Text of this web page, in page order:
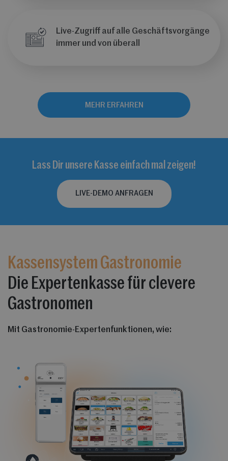
Live-Zugriff auf alle Geschäftsvorgänge
immer und von überall
MEHR ERFAHREN
Lass Dir unsere Kasse einfach mal zeigen!
LIVE-DEMO ANFRAGEN
Kassensystem Gastronomie
Die Expertenkasse für clevere
Gastronomen
Mit Gastronomie-Expertenfunktionen, wie: